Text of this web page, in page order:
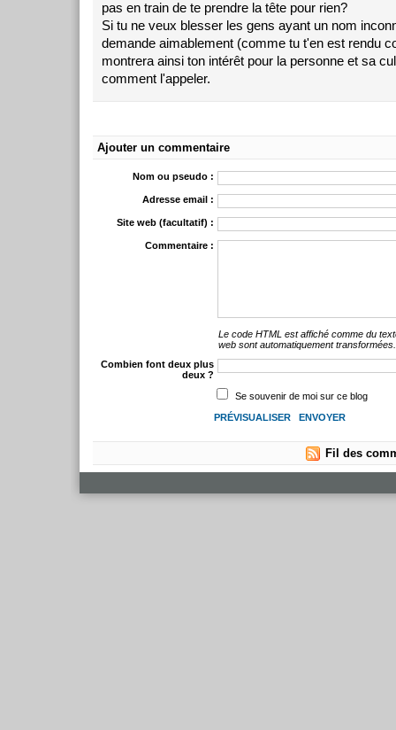
pas en train de te prendre la tête pour rien?
Si tu ne veux blesser les gens ayant un nom
demande aimablement (comme tu t'en est rendu
montrera ainsi ton intérêt pour la personne et sa
comment l'appeler.
Ajouter un commentaire
Nom ou pseudo :
Adresse email :
Site web (facultatif) :
Commentaire :
Le code HTML est affiché comme du
web sont automatiquement transformées.
Combien font deux plus
deux ?
Se souvenir de moi sur ce blog
Fil des